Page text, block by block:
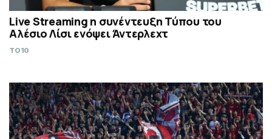
Live Streaming η συνέντευξη Τύπου του
Αλέσιο Λίσι ενόψει Άντερλεχτ
TO10